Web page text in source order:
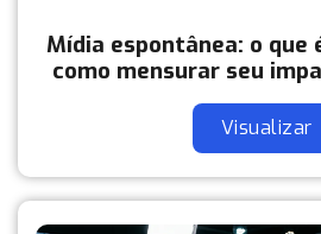
Mídia espontânea: o que
como mensurar seu
Visualizar